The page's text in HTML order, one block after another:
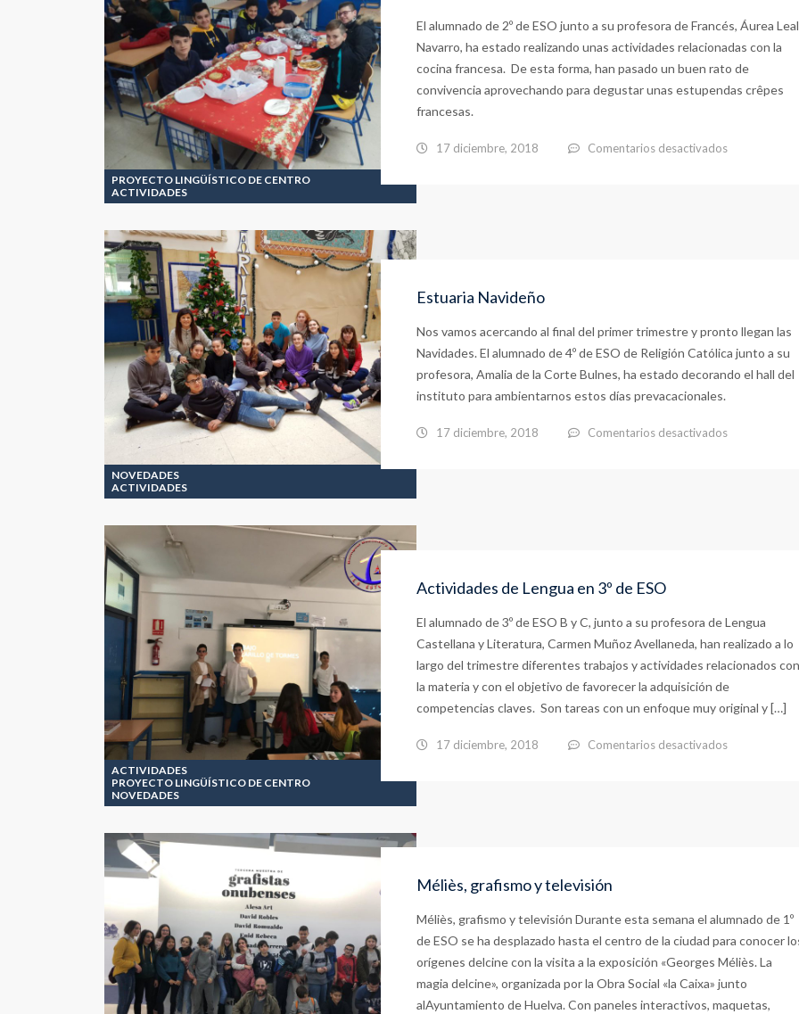
PROYECTO LINGÜÍSTICO DE CENTRO
ACTIVIDADES
El alumnado de 2º de ESO junto a su profesora de Francés, Áurea Leal
Navarro, ha estado realizando unas actividades relacionadas con la
cocina francesa. De esta forma, han pasado un buen rato de
convivencia aprovechando para degustar unas estupendas crêpes
francesas.
17 diciembre, 2018 Comentarios desactivados
NOVEDADES
ACTIVIDADES
Estuaria Navideño
Nos vamos acercando al final del primer trimestre y pronto llegan las
Navidades. El alumnado de 4º de ESO de Religión Católica junto a su
profesora, Amalia de la Corte Bulnes, ha estado decorando el hall del
instituto para ambientarnos estos días prevacacionales.
17 diciembre, 2018 Comentarios desactivados
ACTIVIDADES
PROYECTO LINGÜÍSTICO DE CENTRO
NOVEDADES
Actividades de Lengua en 3º de ESO
El alumnado de 3º de ESO B y C, junto a su profesora de Lengua
Castellana y Literatura, Carmen Muñoz Avellaneda, han realizado a lo
largo del trimestre diferentes trabajos y actividades relacionados con
la materia y con el objetivo de favorecer la adquisición de
competencias claves. Son tareas con un enfoque muy original y […]
17 diciembre, 2018 Comentarios desactivados
Méliès, grafismo y televisión
Méliès, grafismo y televisión Durante esta semana el alumnado de 1º
de ESO se ha desplazado hasta el centro de la ciudad para conocer
orígenes delcine con la visita a la exposición «Georges Méliès. La
magia delcine», organizada por la Obra Social «la Caixa» junto
alAyuntamiento de Huelva. Con paneles interactivos, maquetas,